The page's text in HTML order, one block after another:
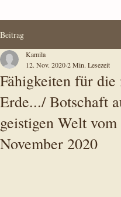
Beitrag
Fähigkeiten für die
Erde.../ Botschaft
geistigen Welt vom
November 2020
Kamila
12. Nov. 20202 Min. Lesezeit